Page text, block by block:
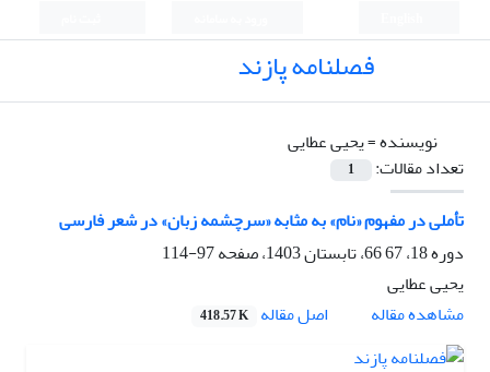
فصلنامه پازند
نویسنده =یحیی عطایی
تعداد مقالات:
1
تأملی در مفهوم «نام» به ‌مثابه «سرچشمه‌ زبان» در شعر فارسی
دوره 18، 67 66، تابستان 1403، صفحه
97-114
یحیی عطایی
مشاهده مقاله
اصل مقاله 418.57 K